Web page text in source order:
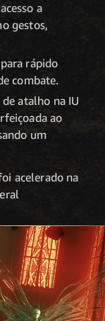
a
gestos,
rápido
combate.
atalho na IU
ao
um
acelerado na